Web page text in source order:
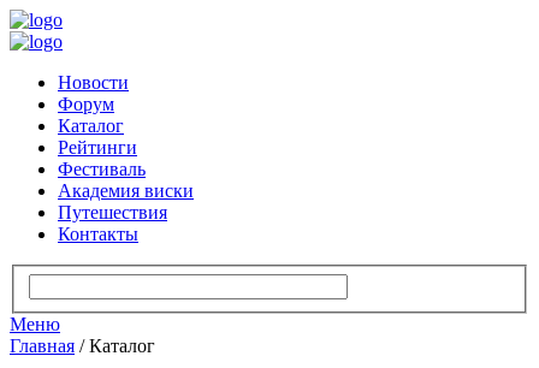
Новости
Форум
Каталог
Рейтинги
Фестиваль
Академия виски
Путешествия
Контакты
Меню
Главная /Каталог